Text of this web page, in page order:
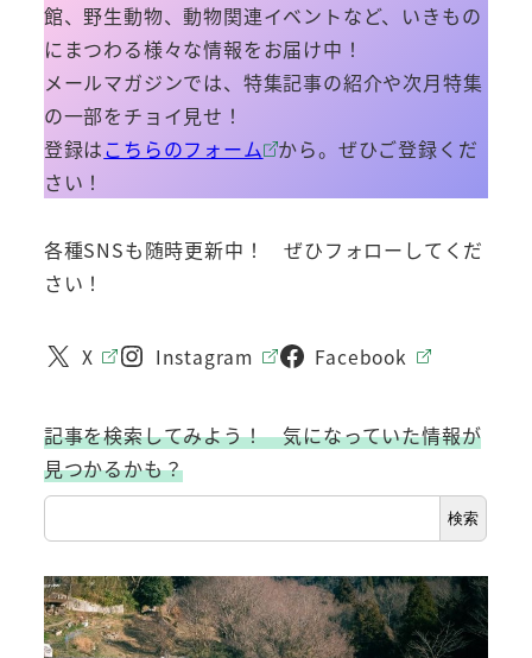
館、野生動物、動物関連イベントなど、いきもの
にまつわる様々な情報をお届け中！
メールマガジンでは、特集記事の紹介や次月特集
の一部をチョイ見せ！
登録はこちらのフォーム
から。ぜひご登録くだ
さい！
各種SNSも随時更新中！ ぜひフォローしてくだ
さい！
X Instagram Facebook
記事を検索してみよう！ 気になっていた情報が
見つかるかも？
検索